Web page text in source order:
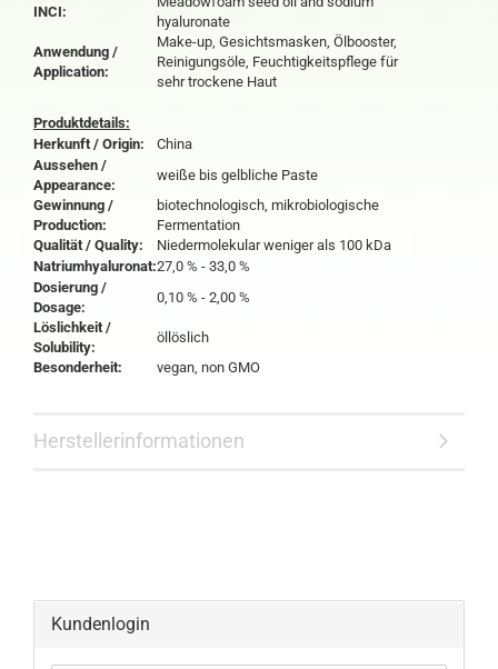
INCI:
hyaluronate
Anwendung /
Application:
Make-up, Gesichtsmasken, Ölbooster,
Reinigungsöle, Feuchtigkeitspflege für
sehr trockene Haut
Produktdetails:
Herkunft / Origin:
China
Aussehen /
Appearance:
weiße bis gelbliche Paste
Gewinnung /
Production:
biotechnologisch, mikrobiologische
Fermentation
Qualität / Quality:
Niedermolekular weniger als 100 kDa
Natriumhyaluronat:27,0 % - 33,0 %
Dosierung /
Dosage:
0,10 % - 2,00 %
Löslichkeit /
Solubility:
öllöslich
Besonderheit:
vegan, non GMO
Herstellerinformationen
Kundenlogin